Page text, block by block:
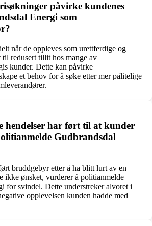
påvirke kundenes
Energi som
når de oppleves som urettferdige og
redusert tillit hos mange av
kunder. Dette kan påvirke
et behov for å søke etter mer pålitelige
hendelser har ført til at kunder
Gudbrandsdal
bruddgebyr etter å ha blitt lurt av en
ikke ønsket, vurderer å politianmelde
for svindel. Dette understreker alvoret i
opplevelsen kunden hadde med